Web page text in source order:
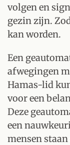
volgen en
gezin zijn.
kan worden.
Een
afwegingen
Hamas-lid
voor een
Deze
een
mensen